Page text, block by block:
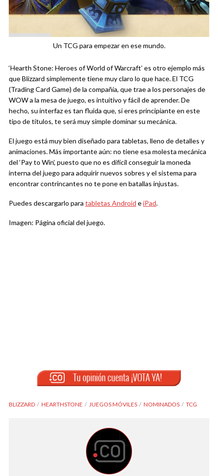
Un TCG para empezar en ese mundo.
‘Hearth Stone: Heroes of World of Warcraft’ es otro ejemplo más
que Blizzard simplemente tiene muy claro lo que hace. El TCG
(Trading Card Game) de la compañía, que trae a los personajes de
WOW a la mesa de juego, es intuitivo y fácil de aprender. De
hecho, su interfaz es tan fluida que, si eres principiante en este
tipo de títulos, te será muy simple dominar su mecánica.
El juego está muy bien diseñado para tabletas, lleno de detalles y
animaciones. Más importante aún: no tiene esa molesta mecánica
del ‘Pay to Win’, puesto que no es difícil conseguir la moneda
interna del juego para adquirir nuevos sobres y el sistema para
encontrar contrincantes no te pone en batallas injustas.
Puedes descargarlo para tabletas Android eiPad.
Imagen: Página oficial del juego.
BLIZZARD HEARTHSTONE JUEGOS MÓVILES NOMINADOS TCG